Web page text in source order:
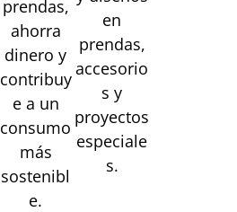
prendas,
ahorra
dinero y
contribuy
e a un
consumo
más
sostenibl
e.
en
prendas,
accesorio
s y
proyectos
especiale
s.